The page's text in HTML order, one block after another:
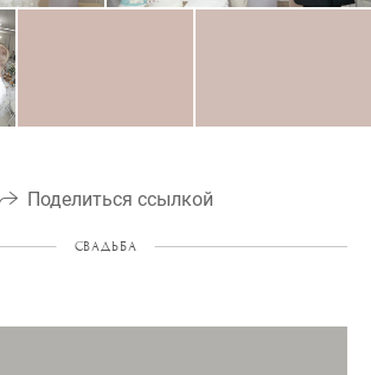
Поделиться ссылкой
СВАДЬБА